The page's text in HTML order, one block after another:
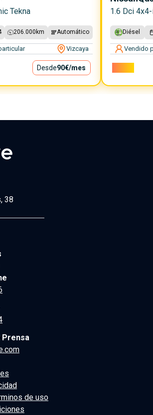
Tekna
206.000 km Automático
Vizcaya
Desde90€/mes
1.6 Dci
Diésel
Vendido
38
Prensa
de uso